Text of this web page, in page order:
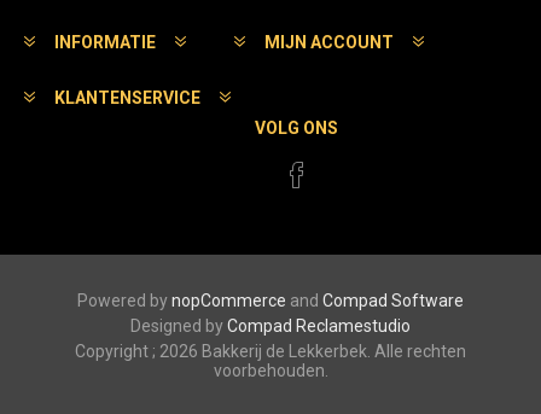
INFORMATIE MIJN ACCOUNT
KLANTENSERVICE
VOLG ONS
Powered bynopCommerce and Compad Software
Designed byCompad Reclamestudio
Copyright ; 2026 Bakkerij de Lekkerbek. Alle rechten
voorbehouden.